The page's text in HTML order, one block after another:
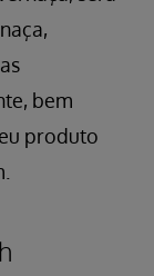
bem
produto